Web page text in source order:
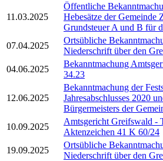
11.03.2025
Öffentliche
Hebesätze der Gemeinde
Grundsteuer A und B für
07.04.2025
Ortsübliche
Niederschrift über den
04.06.2025
Bekanntmachung
34.23
12.06.2025
Bekanntmachung der
Jahresabschlusses 2020
Bürgermeisters der
10.09.2025
Amtsgericht Greifswald -
Aktenzeichen 41 K 60/24
19.09.2025
Ortsübliche
Niederschrift über den